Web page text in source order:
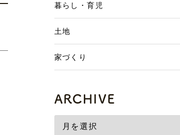
暮らし・育児
土地
家づくり
ARCHIVE